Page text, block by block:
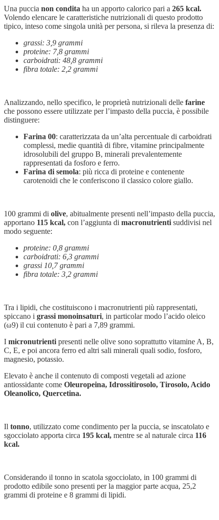
Una puccia non condita ha un apporto calorico pari a 265 kcal.
Volendo elencare le caratteristiche nutrizionali di questo prodotto
tipico, inteso come singola unità per persona, si rileva la presenza di:
grassi: 3,9 grammi
proteine: 7,8 grammi
carboidrati: 48,8 grammi
fibra totale: 2,2 grammi
Analizzando, nello specifico, le proprietà nutrizionali delle farine
che possono essere utilizzate per l’impasto della puccia, è possibile
distinguere:
Farina 00: caratterizzata da un’alta percentuale di carboidrati
complessi, medie quantità di fibre, vitamine principalmente
idrosolubili del gruppo B, minerali prevalentemente
rappresentati da fosforo e ferro.
Farina di semola: più ricca di proteine e contenente
carotenoidi che le conferiscono il classico colore giallo.
100 grammi di olive, abitualmente presenti nell’impasto della puccia,
apportano 115 kcal, con l’aggiunta di macronutrienti suddivisi nel
modo seguente:
proteine: 0,8 grammi
carboidrati: 6,3 grammi
grassi 10,7 grammi
fibra totale: 3,2 grammi
Tra i lipidi, che costituiscono i macronutrienti più rappresentati,
spiccano i grassi monoinsaturi, in particolar modo l’acido oleico
(ω9) il cui contenuto è pari a 7,89 grammi.
I micronutrienti presenti nelle olive sono soprattutto vitamine A, B,
C, E, e poi ancora ferro ed altri sali minerali quali sodio, fosforo,
magnesio, potassio.
Elevato è anche il contenuto di composti vegetali ad azione
antiossidante come Oleuropeina, Idrossitirosolo, Tirosolo, Acido
Oleanolico, Quercetina.
Il tonno, utilizzato come condimento per la puccia, se inscatolato e
sgocciolato apporta circa 195 kcal, mentre se al naturale circa 116
kcal.
Considerando il tonno in scatola sgocciolato, in 100 grammi di
prodotto edibile sono presenti per la maggior parte acqua, 25,2
grammi di proteine e 8 grammi di lipidi.